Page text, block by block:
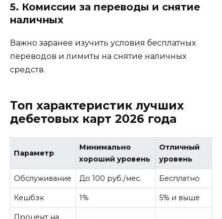
5. Комиссии за переводы и снятие
наличных
Важно заранее изучить условия бесплатных
переводов и лимиты на снятие наличных
средств.
Топ характеристик лучших
дебетовых карт 2026 года
Параметр
Минимально
хороший уровень
Отличный
уровень
Обслуживание До 100 руб./мес. Бесплатно
Кешбэк 1% 5% и выше
Процент на